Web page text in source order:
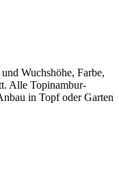
Wuchshöhe, Farbe,
Alle Topinambur-
in Topf oder Garten